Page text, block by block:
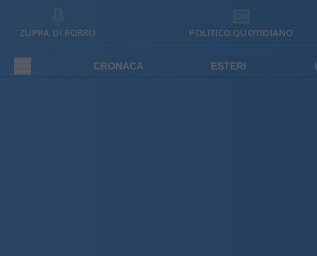
ZUPPA DI PORRO POLITICO QUOTIDIANO
CRONACA ESTERI